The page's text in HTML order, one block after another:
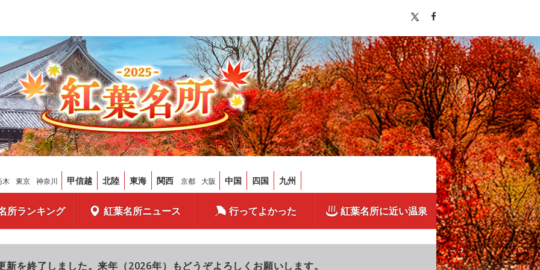
木 東京 神奈川 甲信越 北陸 東海 関西 京都 大阪 中国 四国 九州
所ランキング 紅葉名所ニュース 行ってよかった 紅葉名所に近い温泉
新を終了しました。来年（2026年）もどうぞよろしくお願いします。